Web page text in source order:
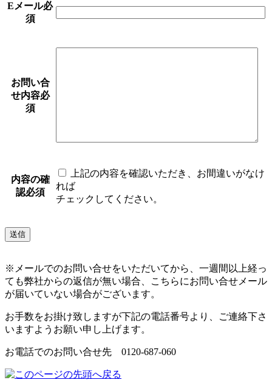
Eメール必
須
お問い合
せ内容必
須
内容の確
認必須
上記の内容を確認いただき、お間違いがなけ
れば
チェックしてください。
※メールでのお問い合せをいただいてから、一週間以上経っ
ても弊社からの返信が無い場合、こちらにお問い合せメール
が届いていない場合がございます。
お手数をお掛け致しますが下記の電話番号より、ご連絡下さ
いますようお願い申し上げます。
お電話でのお問い合せ先 0120-687-060